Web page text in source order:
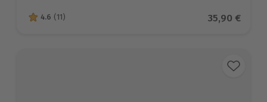
4.6 von 5 Sternen basierend auf 11 Bewertungen
4.6 (11) Aktueller
35,90 €